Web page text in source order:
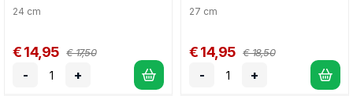
24 cm
€ 14,95 € 17,50
- +
27 cm
€ 14,95 € 18,50
- +